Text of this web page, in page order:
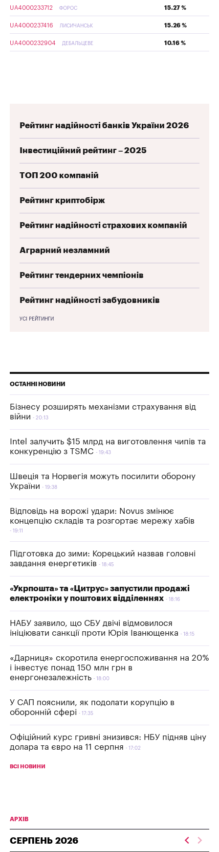
UA4000233712 ФОРОС 15.27 %
UA4000237416 ЛИСИЧАНСЬК 15.26 %
UA4000232904 ДЕБАЛЬЦЕВЕ 10.16 %
Рейтинг надійності банків України 2026
Інвестиційний рейтинг – 2025
ТОП 200 компаній
Рейтинг криптобірж
Рейтинг надійності страхових компаній
Аграрний незламний
Рейтинг тендерних чемпіонів
Рейтинг надійності забудовників
УСІ РЕЙТИНГИ
ОСТАННІ НОВИНИ
Бізнесу розширять механізми страхування від
війни
20:13
Intel залучить $15 млрд на виготовлення чипів та
конкуренцію з TSMC
19:43
Швеція та Норвегія можуть посилити оборону
України
19:38
Відповідь на ворожі удари: Novus змінює
концепцію складів та розгортає мережу хабів
19:11
Підготовка до зими: Корецький назвав головні
завдання енергетиків
18:45
«Укрпошта» та «Цитрус» запустили продажі
електроніки у поштових відділеннях
18:16
НАБУ заявило, що СБУ двічі відмовилося
ініціювати санкції проти Юрія Іванющенка
18:15
«Дарниця» скоротила енергоспоживання на 20%
і інвестує понад 150 млн грн в
енергонезалежність
18:00
У САП пояснили, як подолати корупцію в
оборонній сфері
17:35
Офіційний курс гривні знизився: НБУ підняв ціну
долара та євро на 11 серпня
17:02
ВСІ НОВИНИ
АРХІВ
СЕРПЕНЬ 2026